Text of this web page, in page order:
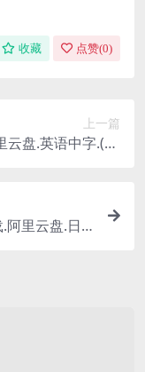
收藏 点赞(0)
上一篇
云盘.英语中字.(19
阿里云盘.日